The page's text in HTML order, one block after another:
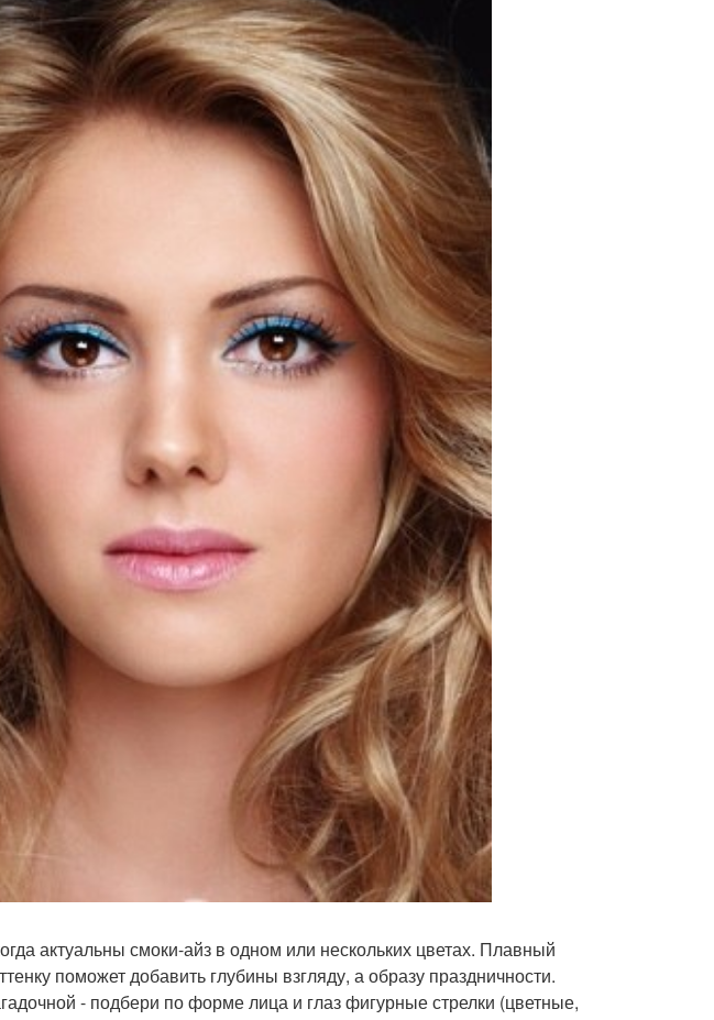
актуальны смоки-айз в одном или нескольких цветах. Плавный
поможет добавить глубины взгляду, а образу праздничности.
- подбери по форме лица и глаз фигурные стрелки (цветные,